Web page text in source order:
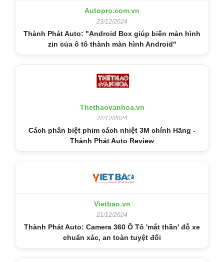
Autopro.com.vn
23/12/2024
Thành Phát Auto: "Android Box giúp biến màn hình
zin của ô tô thành màn hình Android"
Thethaovanhoa.vn
22/12/2024
Cách phân biệt phim cách nhiệt 3M chính Hãng -
Thành Phát Auto Review
Vietbao.vn
21/12/2024
Thành Phát Auto: Camera 360 Ô Tô 'mắt thần' đỗ xe
chuẩn xác, an toàn tuyệt đối